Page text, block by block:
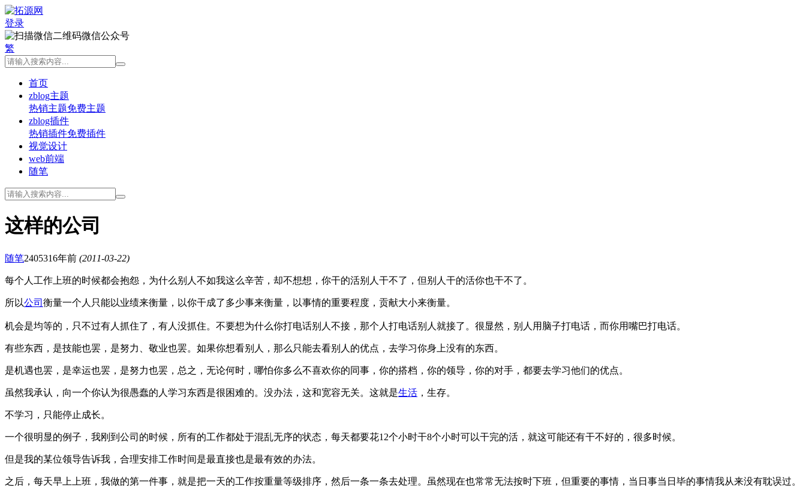
登录
微信公众号
繁
首页
zblog主题
热销主题免费主题
zblog插件
热销插件免费插件
视觉设计
web前端
随笔
这样的公司
随笔2405316年前 (2011-03-22)
每个人工作上班的时候都会抱怨，为什么别人不如我这么辛苦，却不想想，你干的活别人干不了，但别人干的活你也干不了。
所以公司 衡量一个人只能以业绩来衡量，以你干成了多少事来衡量，以事情的重要程度，贡献大小来衡量。
机会是均等的，只不过有人抓住了，有人没抓住。不要想为什么你打电话别人不接，那个人打电话别人就接了。很显然，别人用脑子打电话，而你用嘴巴打电话。
有些东西，是技能也罢，是努力、敬业也罢。如果你想看别人，那么只能去看别人的优点，去学习你身上没有的东西。
是机遇也罢，是幸运也罢，是努力也罢，总之，无论何时，哪怕你多么不喜欢你的同事，你的搭档，你的领导，你的对手，都要去学习他们的优点。
虽然我承认，向一个你认为很愚蠢的人学习东西是很困难的。没办法，这和宽容无关。这就是生活 ，生存。
不学习，只能停止成长。
一个很明显的例子，我刚到公司的时候，所有的工作都处于混乱无序的状态，每天都要花12个小时干8个小时可以干完的活，就这可能还有干不好的，很多时候。
但是我的某位领导告诉我，合理安排工作时间是最直接也是最有效的办法。
之后，每天早上上班，我做的第一件事，就是把一天的工作按重量等级排序，然后一条一条去处理。虽然现在也常常无法按时下班，但重要的事情，当日事当日毕的事情我从来没有耽误过。